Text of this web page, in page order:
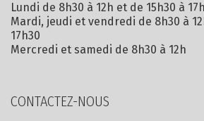
Lundi de 8h30 à 12h et de 15h30 à
Mardi, jeudi et vendredi de 8h30 à
17h30
Mercredi et samedi de 8h30 à 12h
CONTACTEZ-NOUS